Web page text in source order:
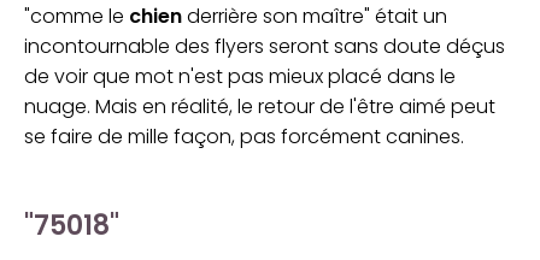
"comme le chienderrière son maître" était un
incontournable des flyers seront sans doute déçus
de voir que mot n'est pas mieux placé dans le
nuage. Mais en réalité, le retour de l'être aimé peut
se faire de mille façon, pas forcément canines.
"75018"